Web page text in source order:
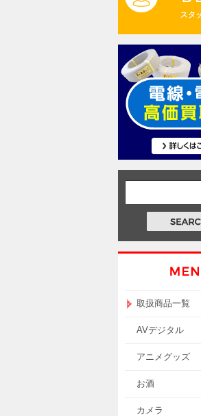
取扱商品一覧
AVデジタル
アニメグッズ
お酒
カメラ